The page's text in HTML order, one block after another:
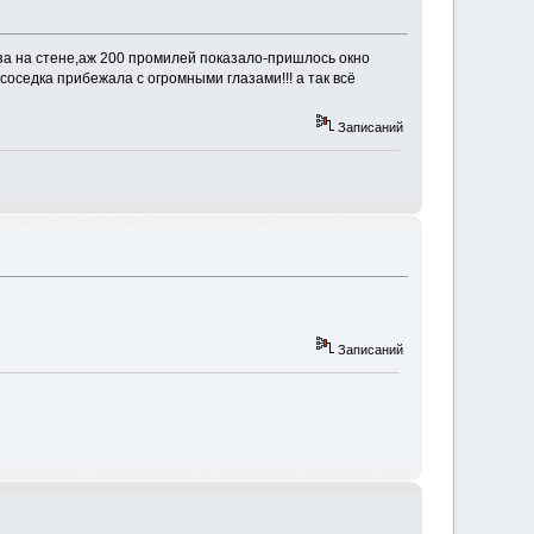
на стене,аж 200 промилей показало-пришлось окно
прибежала с огромными глазами!!! а так всё
Записаний
Записаний